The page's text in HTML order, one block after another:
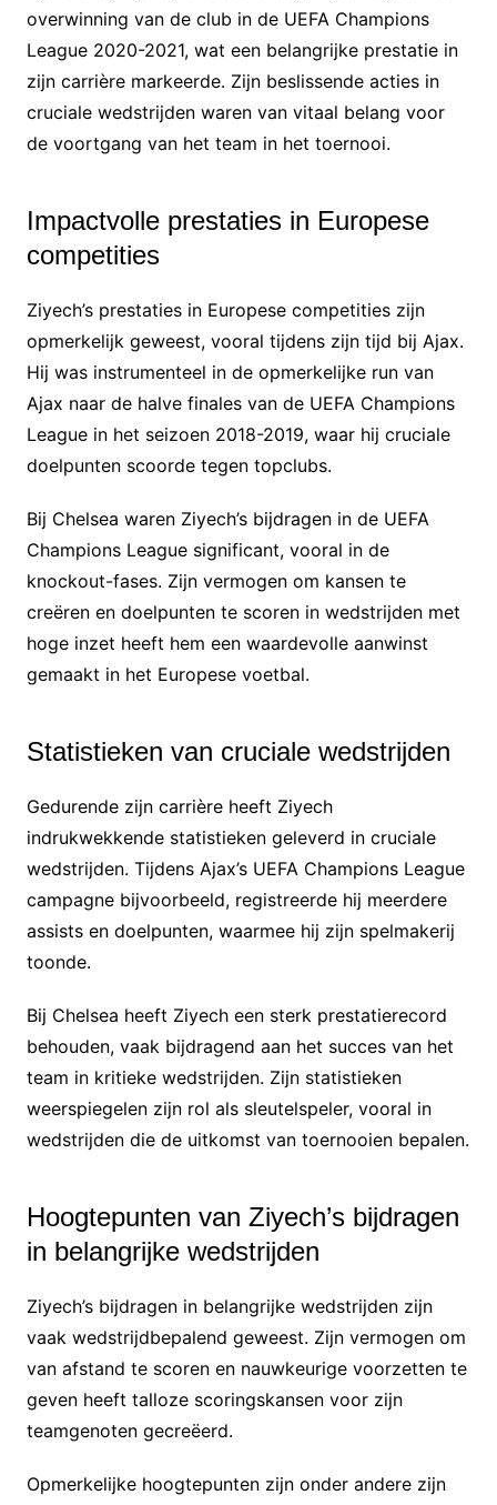
overwinning van de club in de UEFA Champions
League 2020-2021, wat een belangrijke prestatie in
zijn carrière markeerde. Zijn beslissende acties in
cruciale wedstrijden waren van vitaal belang voor
de voortgang van het team in het toernooi.
Impactvolle prestaties in Europese
competities
Ziyech’s prestaties in Europese competities zijn
opmerkelijk geweest, vooral tijdens zijn tijd bij Ajax.
Hij was instrumenteel in de opmerkelijke run van
Ajax naar de halve finales van de UEFA Champions
League in het seizoen 2018-2019, waar hij cruciale
doelpunten scoorde tegen topclubs.
Bij Chelsea waren Ziyech’s bijdragen in de UEFA
Champions League significant, vooral in de
knockout-fases. Zijn vermogen om kansen te
creëren en doelpunten te scoren in wedstrijden met
hoge inzet heeft hem een waardevolle aanwinst
gemaakt in het Europese voetbal.
Statistieken van cruciale wedstrijden
Gedurende zijn carrière heeft Ziyech
indrukwekkende statistieken geleverd in cruciale
wedstrijden. Tijdens Ajax’s UEFA Champions League
campagne bijvoorbeeld, registreerde hij meerdere
assists en doelpunten, waarmee hij zijn spelmakerij
toonde.
Bij Chelsea heeft Ziyech een sterk prestatierecord
behouden, vaak bijdragend aan het succes van het
team in kritieke wedstrijden. Zijn statistieken
weerspiegelen zijn rol als sleutelspeler, vooral in
wedstrijden die de uitkomst van toernooien bepalen.
Hoogtepunten van Ziyech’s bijdragen
in belangrijke wedstrijden
Ziyech’s bijdragen in belangrijke wedstrijden zijn
vaak wedstrijdbepalend geweest. Zijn vermogen om
van afstand te scoren en nauwkeurige voorzetten te
geven heeft talloze scoringskansen voor zijn
teamgenoten gecreëerd.
Opmerkelijke hoogtepunten zijn onder andere zijn